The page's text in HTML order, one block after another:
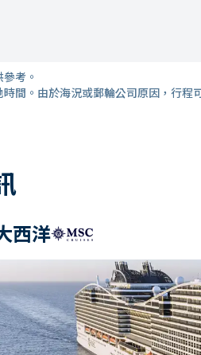
考。
間。由於海況或郵輪公司原因，行程
西洋